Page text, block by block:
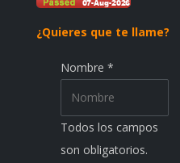
¿Quieres que te llame?
Nombre *
Todos los campos
son obligatorios.